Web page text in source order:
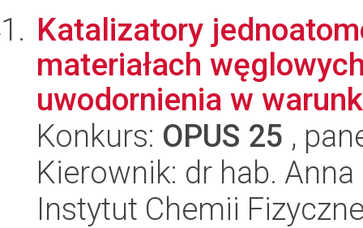
Katalizatory
materiałach
uwodornienia w
Konkurs: OPUS 25 ,
Kierownik: dr hab.
Instytut Chemii